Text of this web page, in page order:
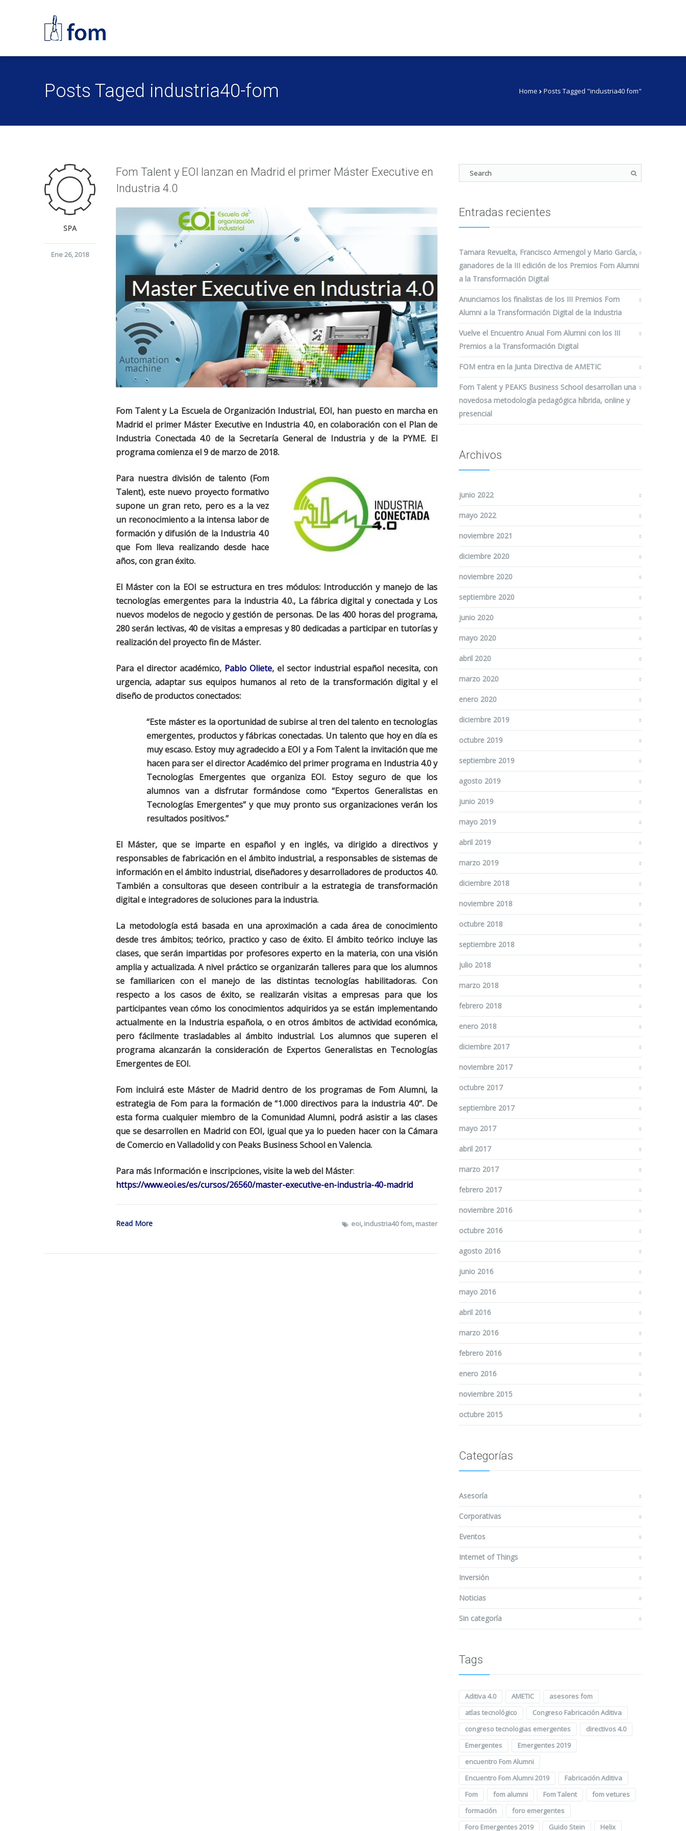
Posts Taged industria40-fom Home Posts Tagged "industria40 fom"
SPA
Ene 26, 2018
Fom Talent y EOI lanzan en Madrid el primer Máster Executive en
Industria 4.0
Fom Talent y La Escuela de Organización Industrial, EOI, han puesto en marcha en
Madrid el primer Máster Executive en Industria 4.0, en colaboración con el Plan de
Industria Conectada 4.0 de la Secretaría General de Industria y de la PYME. El
programa comienza el 9 de marzo de 2018.
Para nuestra división de talento (Fom
Talent), este nuevo proyecto formativo
supone un gran reto, pero es a la vez
un reconocimiento a la intensa labor de
formación y difusión de la Industria 4.0
que Fom lleva realizando desde hace
años, con gran éxito.
El Máster con la EOI se estructura en tres módulos: Introducción y manejo de las
tecnologías emergentes para la industria 4.0., La fábrica digital y conectada y Los
nuevos modelos de negocio y gestión de personas. De las 400 horas del programa,
280 serán lectivas, 40 de visitas a empresas y 80 dedicadas a participar en tutorías y
realización del proyecto fin de Máster.
Para el director académico, Pablo Oliete, el sector industrial español necesita, con
urgencia, adaptar sus equipos humanos al reto de la transformación digital y el
diseño de productos conectados:
“Este máster es la oportunidad de subirse al tren del talento en tecnologías
emergentes, productos y fábricas conectadas. Un talento que hoy en día es
muy escaso. Estoy muy agradecido a EOI y a Fom Talent la invitación que me
hacen para ser el director Académico del primer programa en Industria 4.0 y
Tecnologías Emergentes que organiza EOI. Estoy seguro de que los
alumnos van a disfrutar formándose como “Expertos Generalistas en
Tecnologías Emergentes” y que muy pronto sus organizaciones verán los
resultados positivos.”
El Máster, que se imparte en español y en inglés, va dirigido a directivos y
responsables de fabricación en el ámbito industrial, a responsables de sistemas de
información en el ámbito industrial, diseñadores y desarrolladores de productos 4.0.
También a consultoras que deseen contribuir a la estrategia de transformación
digital e integradores de soluciones para la industria.
La metodología está basada en una aproximación a cada área de conocimiento
desde tres ámbitos; teórico, practico y caso de éxito. El ámbito teórico incluye las
clases, que serán impartidas por profesores experto en la materia, con una visión
amplia y actualizada. A nivel práctico se organizarán talleres para que los alumnos
se familiaricen con el manejo de las distintas tecnologías habilitadoras. Con
respecto a los casos de éxito, se realizarán visitas a empresas para que los
participantes vean cómo los conocimientos adquiridos ya se están implementando
actualmente en la Industria española, o en otros ámbitos de actividad económica,
pero fácilmente trasladables al ámbito industrial. Los alumnos que superen el
programa alcanzarán la consideración de Expertos Generalistas en Tecnologías
Emergentesde EOI.
Fom incluirá este Máster de Madrid dentro de los programas de Fom Alumni, la
estrategia de Fom para la formación de “1.000 directivos para la industria 4.0”. De
esta forma cualquier miembro de la Comunidad Alumni, podrá asistir a las clases
que se desarrollen en Madrid con EOI, igual que ya lo pueden hacer con la Cámara
de Comercio en Valladolid y con Peaks Business School en Valencia.
Para más Información e inscripciones, visite la web del Máster:
https://www.eoi.es/es/cursos/26560/master-executive-en-industria-40-madrid
Read More eoi, industria40 fom, master
Entradas recientes
Tamara Revuelta, Francisco Armengol y Mario García,
ganadores de la III edición de los Premios Fom Alumni
a la Transformación Digital
Anunciamos los finalistas de los III Premios Fom
Alumni a la Transformación Digital de la Industria
Vuelve el Encuentro Anual Fom Alumni con los III
Premios a la Transformación Digital
FOM entra en la Junta Directiva de AMETIC
Fom Talent y PEAKS Business School desarrollan una
novedosa metodología pedagógica híbrida, online y
presencial
Archivos
junio 2022
mayo 2022
noviembre 2021
diciembre 2020
noviembre 2020
septiembre 2020
junio 2020
mayo 2020
abril 2020
marzo 2020
enero 2020
diciembre 2019
octubre 2019
septiembre 2019
agosto 2019
junio 2019
mayo 2019
abril 2019
marzo 2019
diciembre 2018
noviembre 2018
octubre 2018
septiembre 2018
julio 2018
marzo 2018
febrero 2018
enero 2018
diciembre 2017
noviembre 2017
octubre 2017
septiembre 2017
mayo 2017
abril 2017
marzo 2017
febrero 2017
noviembre 2016
octubre 2016
agosto 2016
junio 2016
mayo 2016
abril 2016
marzo 2016
febrero 2016
enero 2016
noviembre 2015
octubre 2015
Categorías
Asesoría
Corporativas
Eventos
Internet of Things
Inversión
Noticias
Sin categoría
Tags
Aditiva 4.0 AMETIC
asesores fom
atlas tecnológico
Congreso Fabricación Aditiva
congreso tecnologias emergentes
directivos 4.0
Emergentes
Emergentes 2019
encuentro Fom Alumni
Encuentro Fom Alumni 2019
Fabricación Aditiva
Fom
fom alumni Fom Talent
fom vetures
formación
foro emergentes
Foro Emergentes 2019
Guido Stein Helix